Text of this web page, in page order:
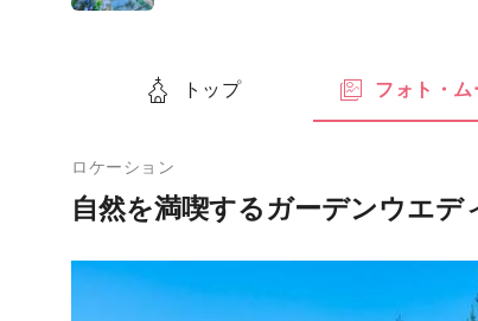
トップ フォト・ム
自然を満喫するガーデンウエデ
ロケーション